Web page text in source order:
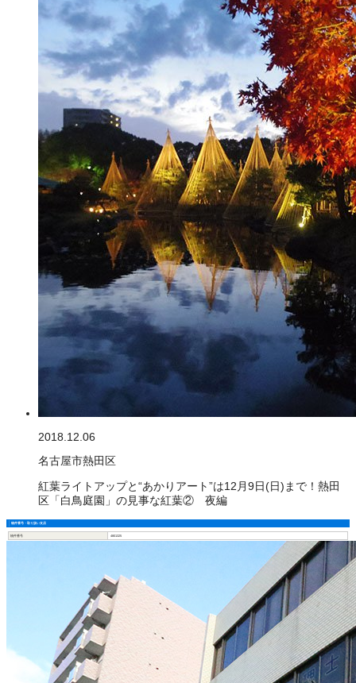
2018.12.06
名古屋市熱田区
紅葉ライトアップと“あかりアート”は12月9日(日)まで！熱田
区「白鳥庭園」の見事な紅葉② 夜編
物件番号・取り扱い支店
物件番号 4801325